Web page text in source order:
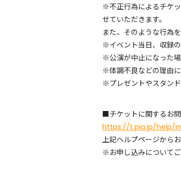
※不正行為によるチケ
せていただきます。
また、そのような行為
※イベント当日、収録
※公演が中止になった
※体調不良などの理由
※プレゼントやスタン
■チケットに関するお
https://t.pia.jp/help/
上記ヘルプページから
※お申し込みについて